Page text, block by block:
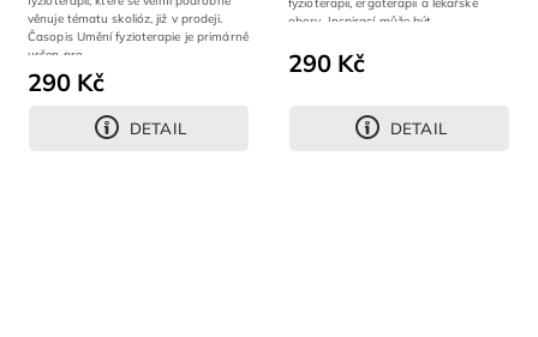
290 Kč
DETAIL
věnuje tématu skolióz, již v prodeji.
Časopis Umění fyzioterapie je primárně
určen pro...
290 Kč
DETAIL
fyzioterapii, ergoterapii a lékařské
obory. Inspirací může být...